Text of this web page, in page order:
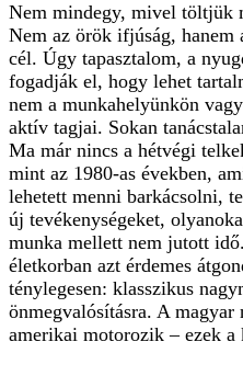
Nem mindegy, mivel töltjük
Nem az örök ifjúság, hanem
cél. Úgy tapasztalom, a
fogadják el, hogy lehet
nem a munkahelyünkön
aktív tagjai. Sokan
Ma már nincs a hétvégi
mint az 1980-as években,
lehetett menni barkácsolni,
új tevékenységeket,
munka mellett nem jutott
életkorban azt érdemes
ténylegesen: klasszikus
önmegvalósításra. A magyar
amerikai motorozik – ezek a